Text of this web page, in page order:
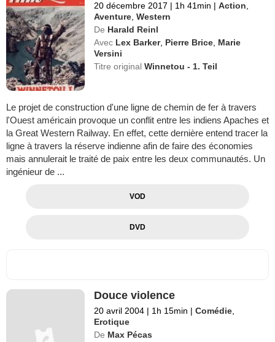
20 décembre 2017 | 1h 41min | Action
Aventure ,Western
De Harald Reinl
Avec Lex Barker, Pierre Brice Marie
Versini
Titre originalWinnetou - 1. Teil
Le projet de construction d'une ligne de chemin de fer à travers
l'Ouest américain provoque un conflit entre les indiens Apaches et
la Great Western Railway. En effet, cette dernière entend tracer la
ligne à travers la réserve indienne afin de faire des économies
mais annulerait le traité de paix entre les deux communautés. Un
ingénieur de ...
VOD
DVD
Douce violence
20 avril 2004 | 1h 15min | Comédie,
Erotique
De Max Pécas